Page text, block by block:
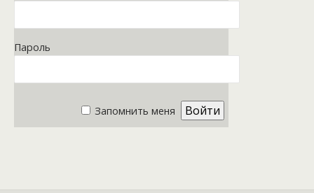
Пароль
Запомнить меня